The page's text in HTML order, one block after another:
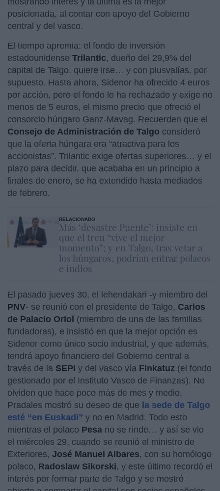
posicionada, al contar con apoyo del Gobierno
central y del vasco.
El tiempo apremia: el fondo de inversión
estadounidense Trilantic, dueño del 29,9% del
capital de Talgo, quiere irse… y con plusvalías, por
supuesto. Hasta ahora, Sidenor ha ofrecido 4 euros
por acción, pero el fondo lo ha rechazado y exige no
menos de 5 euros, el mismo precio que ofreció el
consorcio húngaro Ganz-Mavag. Recuerden que el
Consejo de Administración de Talgo consideró
que la oferta húngara era “atractiva para los
accionistas”. Trilantic exige ofertas superiores… y el
plazo para decidir, que acababa en un principio a
finales de enero, se ha extendido hasta mediados
de febrero.
RELACIONADO
Más ‘desastre Puente’: insiste en
que el tren “vive el mejor
momento”; y en Talgo, tras vetar a
los húngaros, podrían entrar polacos
e indios
El pasado jueves 30, el lehendakari -y miembro del
PNV- se reunió con el presidente de Talgo, Carlos
de Palacio Oriol (miembro de una de las familias
fundadoras), e insistió en que la mejor opción es
Sidenor como único socio industrial, y que además,
tendrá apoyo financiero del Gobierno central a
través de la SEPI y del vasco vía Finkatuz (el fondo
gestionado por el Instituto Vasco de Finanzas). No
olviden que hace poco más de mes y medio,
Pradales mostró su deseo de que la sede de Talgo
esté “en Euskadi” y no en Madrid. Todo esto
mientras el polaco Pesa no se rinde… y así se vio
el miércoles 29, cuando se reunió el ministro de
Exteriores, José Manuel Albares, con su homólogo
polaco, Radoslaw Sikorski, y este último recordó el
interés por formar parte de Talgo y se mostró